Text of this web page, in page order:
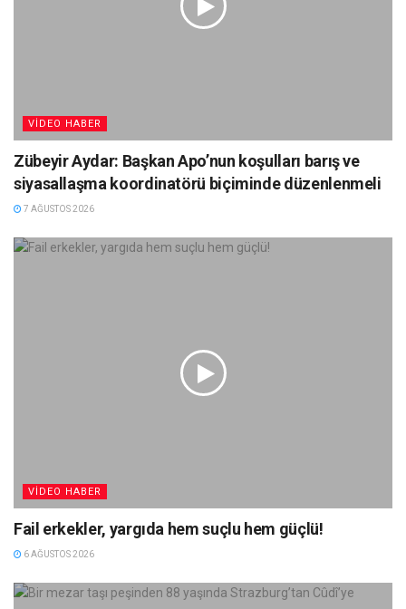
VIDEO HABER
Zübeyir Aydar: Başkan Apo’nun koşulları barış ve
siyasallaşma koordinatörü biçiminde düzenlenmeli
7 AĞUSTOS 2026
VIDEO HABER
Fail erkekler, yargıda hem suçlu hem güçlü!
6 AĞUSTOS 2026